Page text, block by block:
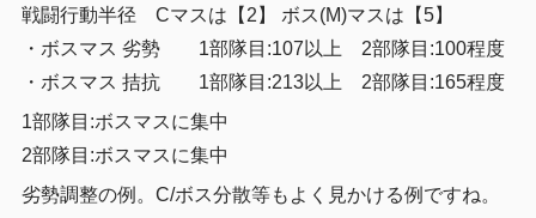
戦闘行動半径 Cマスは【2】 ボス(M)マスは【5】
・ボスマス 劣勢 1部隊目:107以上 2部隊目:100程度
・ボスマス 拮抗 1部隊目:213以上 2部隊目:165程度
1部隊目:ボスマスに集中
2部隊目:ボスマスに集中
劣勢調整の例。C/ボス分散等もよく見かける例ですね。